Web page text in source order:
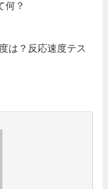
何？
は？反応速度テス